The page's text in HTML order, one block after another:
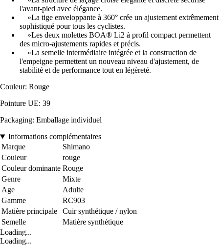
l'avant-pied avec élégance.
»La tige enveloppante à 360° crée un ajustement extrêmement
sophistiqué pour tous les cyclistes.
»Les deux molettes BOA® Li2 à profil compact permettent
des micro-ajustements rapides et précis.
»La semelle intermédiaire intégrée et la construction de
l'empeigne permettent un nouveau niveau d'ajustement, de
stabilité et de performance tout en légèreté.
Couleur: Rouge
Pointure UE: 39
Packaging: Emballage individuel
Informations complémentaires
Marque
Shimano
Couleur
rouge
Couleur dominante Rouge
Genre
Mixte
Age
Adulte
Gamme
RC903
Matière principale
Cuir synthétique / nylon
Semelle
Matière synthétique
Loading...
Loading...